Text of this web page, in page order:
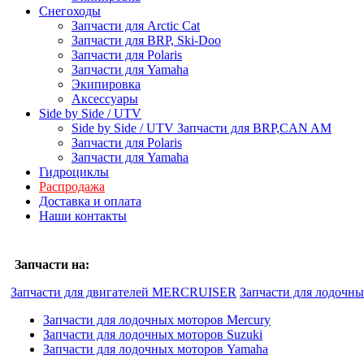
Снегоходы
Запчасти для Arctic Cat
Запчасти для BRP, Ski-Doo
Запчасти для Polaris
Запчасти для Yamaha
Экипировка
Аксессуары
Side by Side / UTV
Side by Side / UTV Запчасти для BRP,CAN AM
Запчасти для Polaris
Запчасти для Yamaha
Гидроциклы
Распродажа
Доставка и оплата
Наши контакты
Запчасти на:
Запчасти для двигателей MERCRUISER Запчасти для
Запчасти для лодочных моторов Mercury
Запчасти для лодочных моторов Suzuki
Запчасти для лодочных моторов Yamaha